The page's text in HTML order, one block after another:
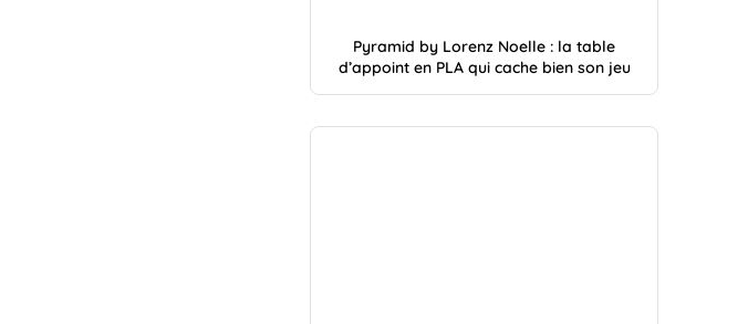
Pyramid by Lorenz Noelle : la table
d’appoint en PLA qui cache bien son jeu